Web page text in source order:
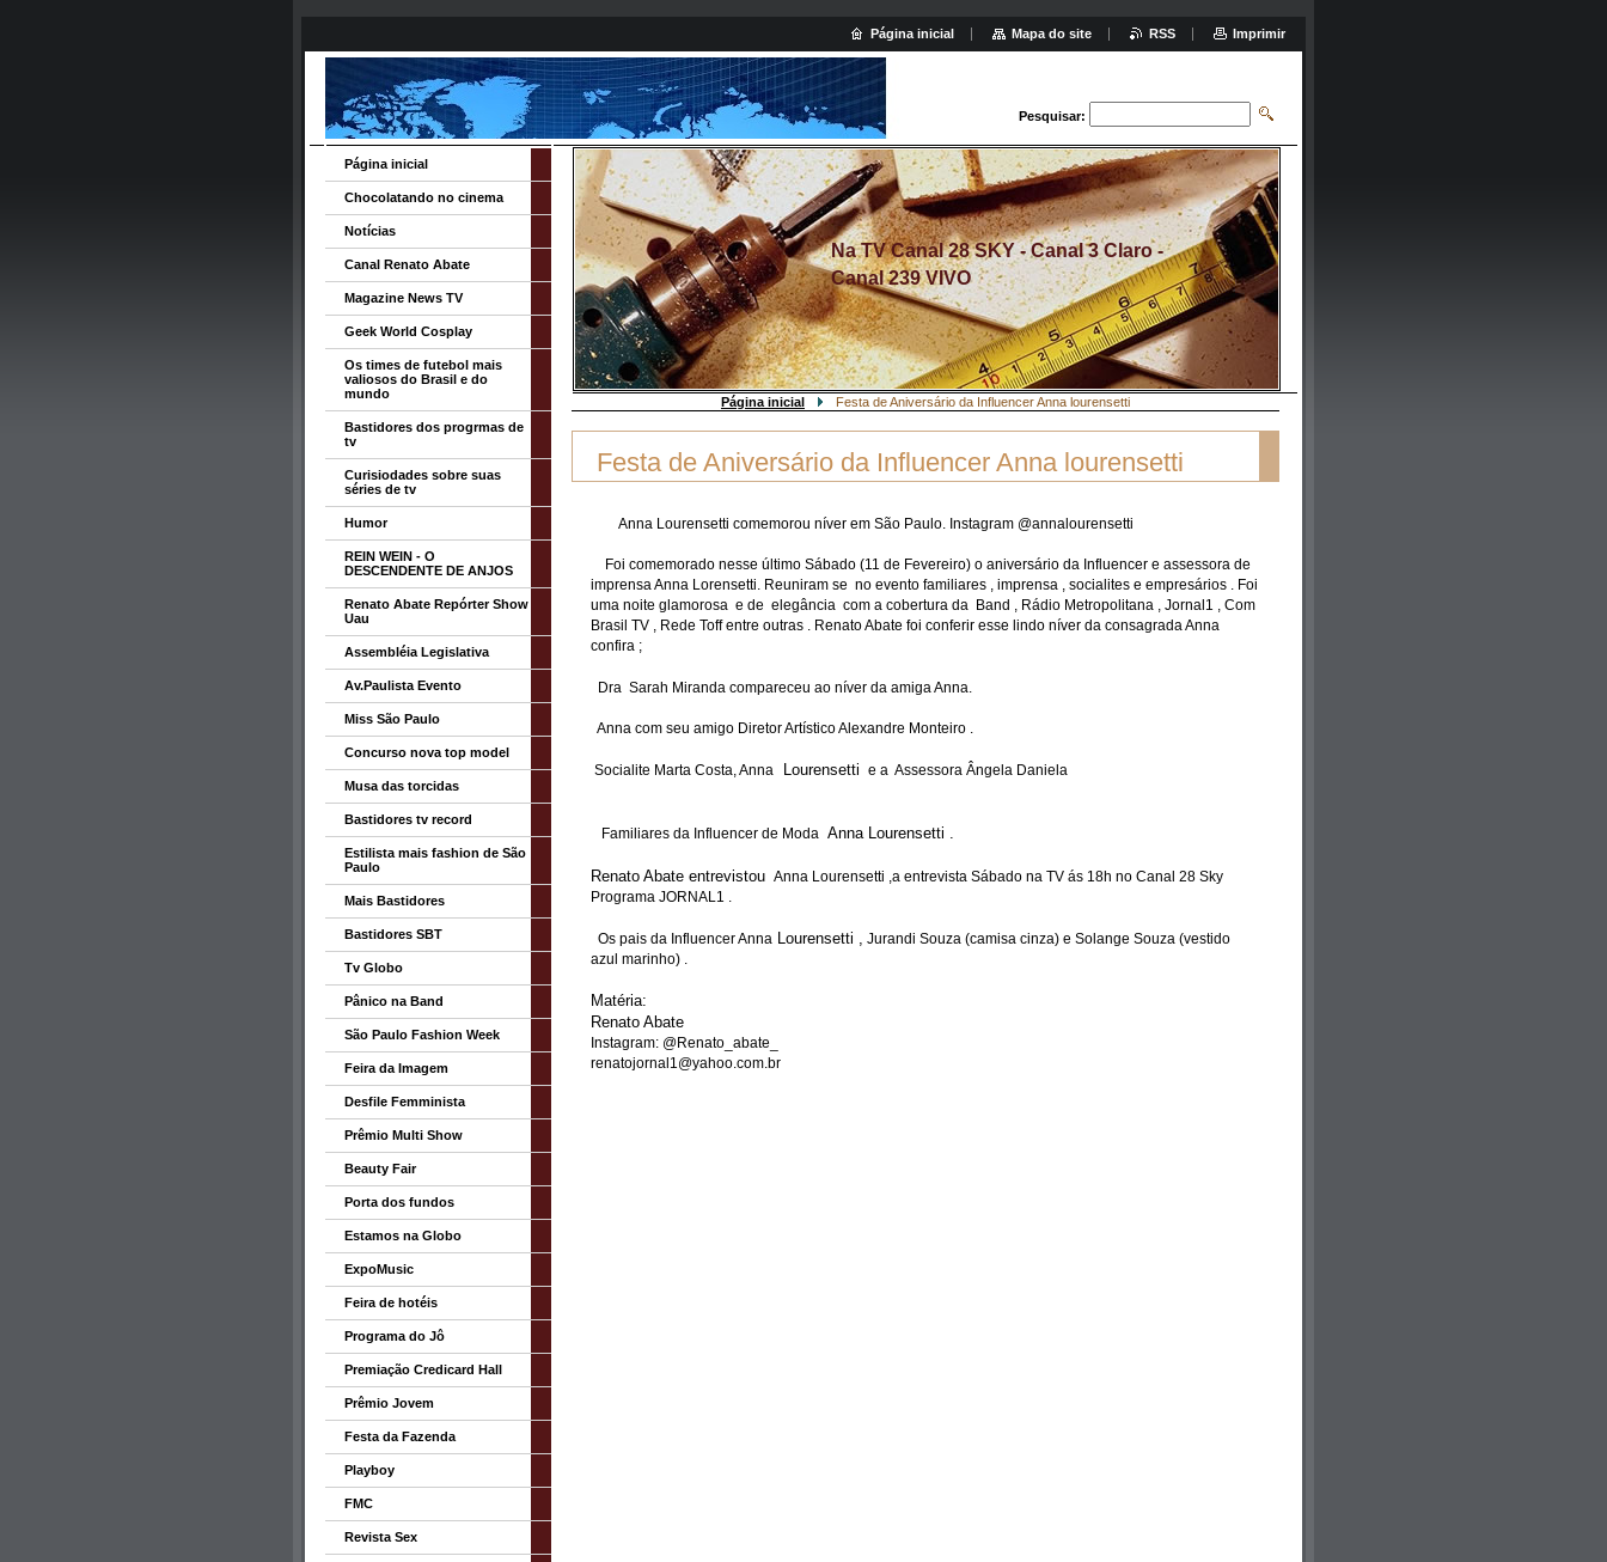
Pesquisar:
Na TV Canal 28 SKY - Canal 3 Claro -
Canal 239 VIVO
Página inicial Festa de Aniversário da Influencer Anna lourensetti
Festa de Aniversário da Influencer Anna lourensetti
Anna Lourensetti comemorou níver em São Paulo. Instagram @annalourensetti
Foi comemorado nesse último Sábado (11 de Fevereiro) o aniversário da Influencer e assessora de
imprensa Anna Lorensetti. Reuniram se no evento familiares , imprensa , socialites e empresários . Foi
uma noite glamorosa e de elegância com a cobertura da Band , Rádio Metropolitana , Jornal1 , Com
Brasil TV , Rede Toff entre outras . Renato Abate foi conferir esse lindo níver da consagrada Anna
confira ;
Dra Sarah Miranda compareceu ao níver da amiga Anna.
Anna com seu amigo Diretor Artístico Alexandre Monteiro .
Socialite Marta Costa, Anna Lourensetti e a Assessora Ângela Daniela
Familiares da Influencer de Moda Anna Lourensetti .
Renato Abate entrevistou Anna Lourensetti ,a entrevista Sábado na TV ás 18h no Canal 28 Sky
Programa JORNAL1 .
Os pais da Influencer Anna Lourensetti ,
Jurandi Souza (camisa cinza) e Solange Souza (vestido
azul marinho) .
Matéria:
Renato Abate
Instagram: @Renato_abate_
renatojornal1@yahoo.com.br
Página inicial
Chocolatando no cinema
Notícias
Canal Renato Abate
Magazine News TV
Geek World Cosplay
Os times de futebol mais
valiosos do Brasil e do
mundo
Bastidores dos progrmas de
tv
Curisiodades sobre suas
séries de tv
Humor
REIN WEIN - O
DESCENDENTE DE ANJOS
Renato Abate Repórter Show
Uau
Assembléia Legislativa
Av.Paulista Evento
Miss São Paulo
Concurso nova top model
Musa das torcidas
Bastidores tv record
Estilista mais fashion de São
Paulo
Mais Bastidores
Bastidores SBT
Tv Globo
Pânico na Band
São Paulo Fashion Week
Feira da Imagem
Desfile Femminista
Prêmio Multi Show
Beauty Fair
Porta dos fundos
Estamos na Globo
ExpoMusic
Feira de hotéis
Programa do Jô
Premiação Credicard Hall
Prêmio Jovem
Festa da Fazenda
Playboy
FMC
Revista Sex
Página inicial Mapa do site RSS Imprimir